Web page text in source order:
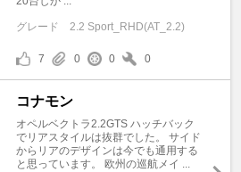
グレード 2.2 Sport_RHD(AT_2.2)
7 0 0 0
コナモン
オペルベクトラ2.2GTS ハッチバック
でリアスタイルは抜群でした。 サイド
からリアのデザインは今でも通用する
と思っています。 欧州の巡航メイ ...